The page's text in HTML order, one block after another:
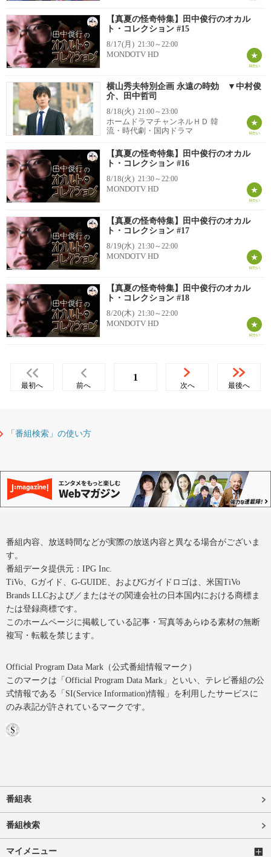
【真夏の怪奇特集】田中俊行のオカル
ト・コレクション #15
8/17(月) 21:30～22:00
MONDOTV HD
横山秀夫特別企画 永遠の時効 ▼中村俊
介、田中哲司
8/18(火) 21:00～23:00
ホームドラマチャンネルＨＤ 韓
流・時代劇・国内ドラマ
【真夏の怪奇特集】田中俊行のオカル
ト・コレクション #16
8/18(火) 21:30～22:00
MONDOTV HD
【真夏の怪奇特集】田中俊行のオカル
ト・コレクション #17
8/19(水) 21:30～22:00
MONDOTV HD
【真夏の怪奇特集】田中俊行のオカル
ト・コレクション #18
8/20(木) 21:30～22:00
MONDOTV HD
最初へ 前へ
1
次へ 最後へ
「番組検索」の使い方
番組内容、放送時間などが実際の放送内容と異なる場合がございま
す。
番組データ提供元：IPG Inc.
TiVo、Gガイド、G-GUIDE、およびGガイドロゴは、米国TiVo
Brands LLCおよび／またはその関連会社の日本国内における商標ま
たは登録商標です。
このホームページに掲載している記事・写真等あらゆる素材の無断
複写・転載を禁じます。
Official Program Data Mark（公式番組情報マーク）
このマークは「Official Program Data Mark」といい、テレビ番組の公
式情報である「SI(Service Information)情報」を利用したサービスに
のみ表記が許されているマークです。
番組表
番組検索
マイメニュー